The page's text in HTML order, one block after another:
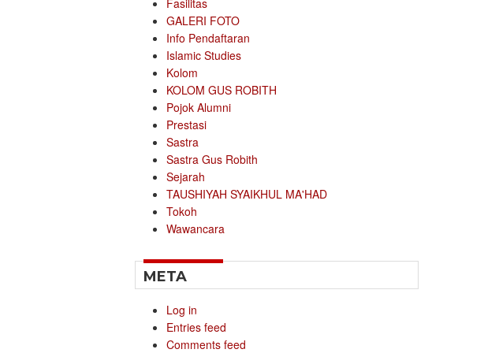
Fasilitas
GALERI FOTO
Info Pendaftaran
Islamic Studies
Kolom
KOLOM GUS ROBITH
Pojok Alumni
Prestasi
Sastra
Sastra Gus Robith
Sejarah
TAUSHIYAH SYAIKHUL MA'HAD
Tokoh
Wawancara
META
Log in
Entries feed
Comments feed